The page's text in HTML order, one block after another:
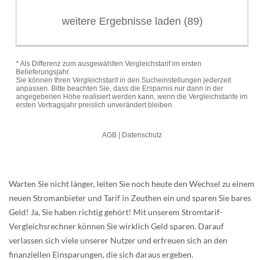
Warten Sie nicht länger, leiten Sie noch heute den Wechsel zu einem
neuen Stromanbieter und Tarif in Zeuthen ein und sparen Sie bares
Geld! Ja, Sie haben richtig gehört! Mit unserem Stromtarif-
Vergleichsrechner können Sie wirklich Geld sparen. Darauf
verlassen sich viele unserer Nutzer und erfreuen sich an den
finanziellen Einsparungen, die sich daraus ergeben.